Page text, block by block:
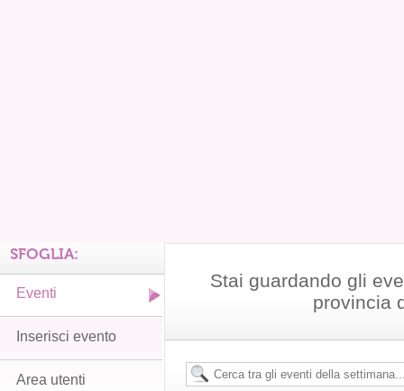
Stai guardando gli
provincia
SFOGLIA:
Eventi
Inserisci evento
Area utenti